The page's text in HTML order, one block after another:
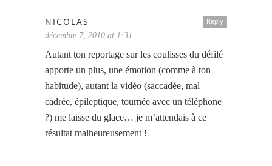
Reply
NICOLAS
décembre 7, 2010 at 1:31
Autant ton reportage sur les coulisses du défilé
apporte un plus, une émotion (comme à ton
habitude), autant la vidéo (saccadée, mal
cadrée, épileptique, tournée avec un téléphone
?) me laisse du glace… je m’attendais à ce
résultat malheureusement !